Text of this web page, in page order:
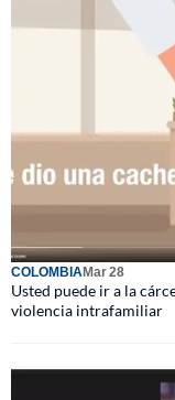
COLOMBIAMar 28
Usted puede ir a la
violencia intrafamiliar